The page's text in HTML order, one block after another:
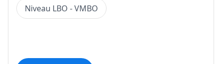
Niveau LBO - VMBO